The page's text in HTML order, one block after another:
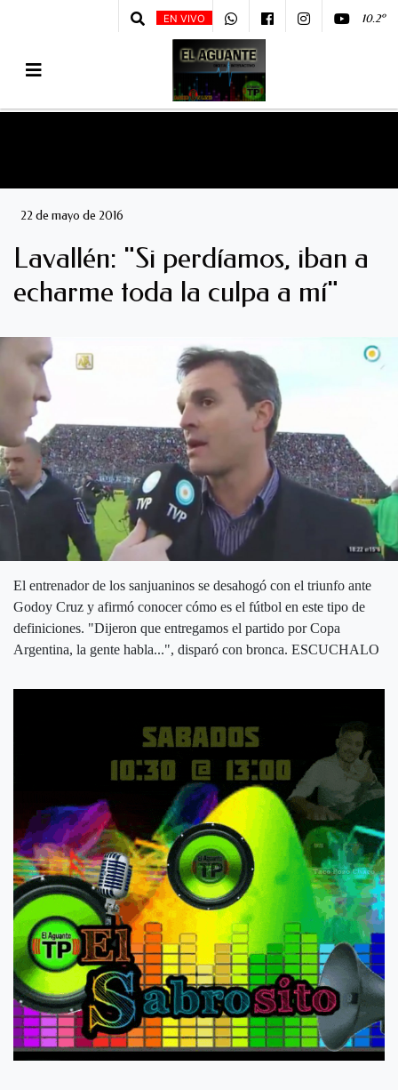
EN VIVO 10.2º
22 de mayo de 2016
Lavallén: "Si perdíamos, iban a
echarme toda la culpa a mí"
El entrenador de los sanjuaninos se desahogó con el triunfo ante
Godoy Cruz y afirmó conocer cómo es el fútbol en este tipo de
definiciones. "Dijeron que entregamos el partido por Copa
Argentina, la gente habla...", disparó con bronca. ESCUCHALO